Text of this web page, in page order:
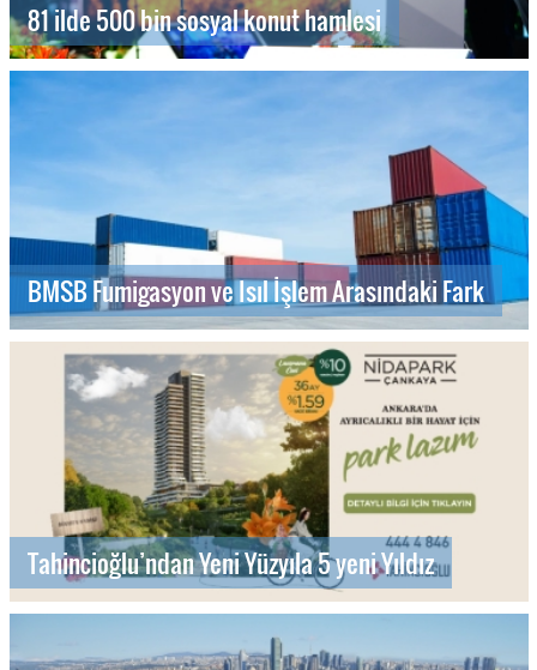
81 ilde 500 bin sosyal konut hamlesi
BMSB Fumigasyon ve Isıl İşlem Arasındaki Fark
Tahincioğlu’ndan Yeni Yüzyıla 5 yeni Yıldız